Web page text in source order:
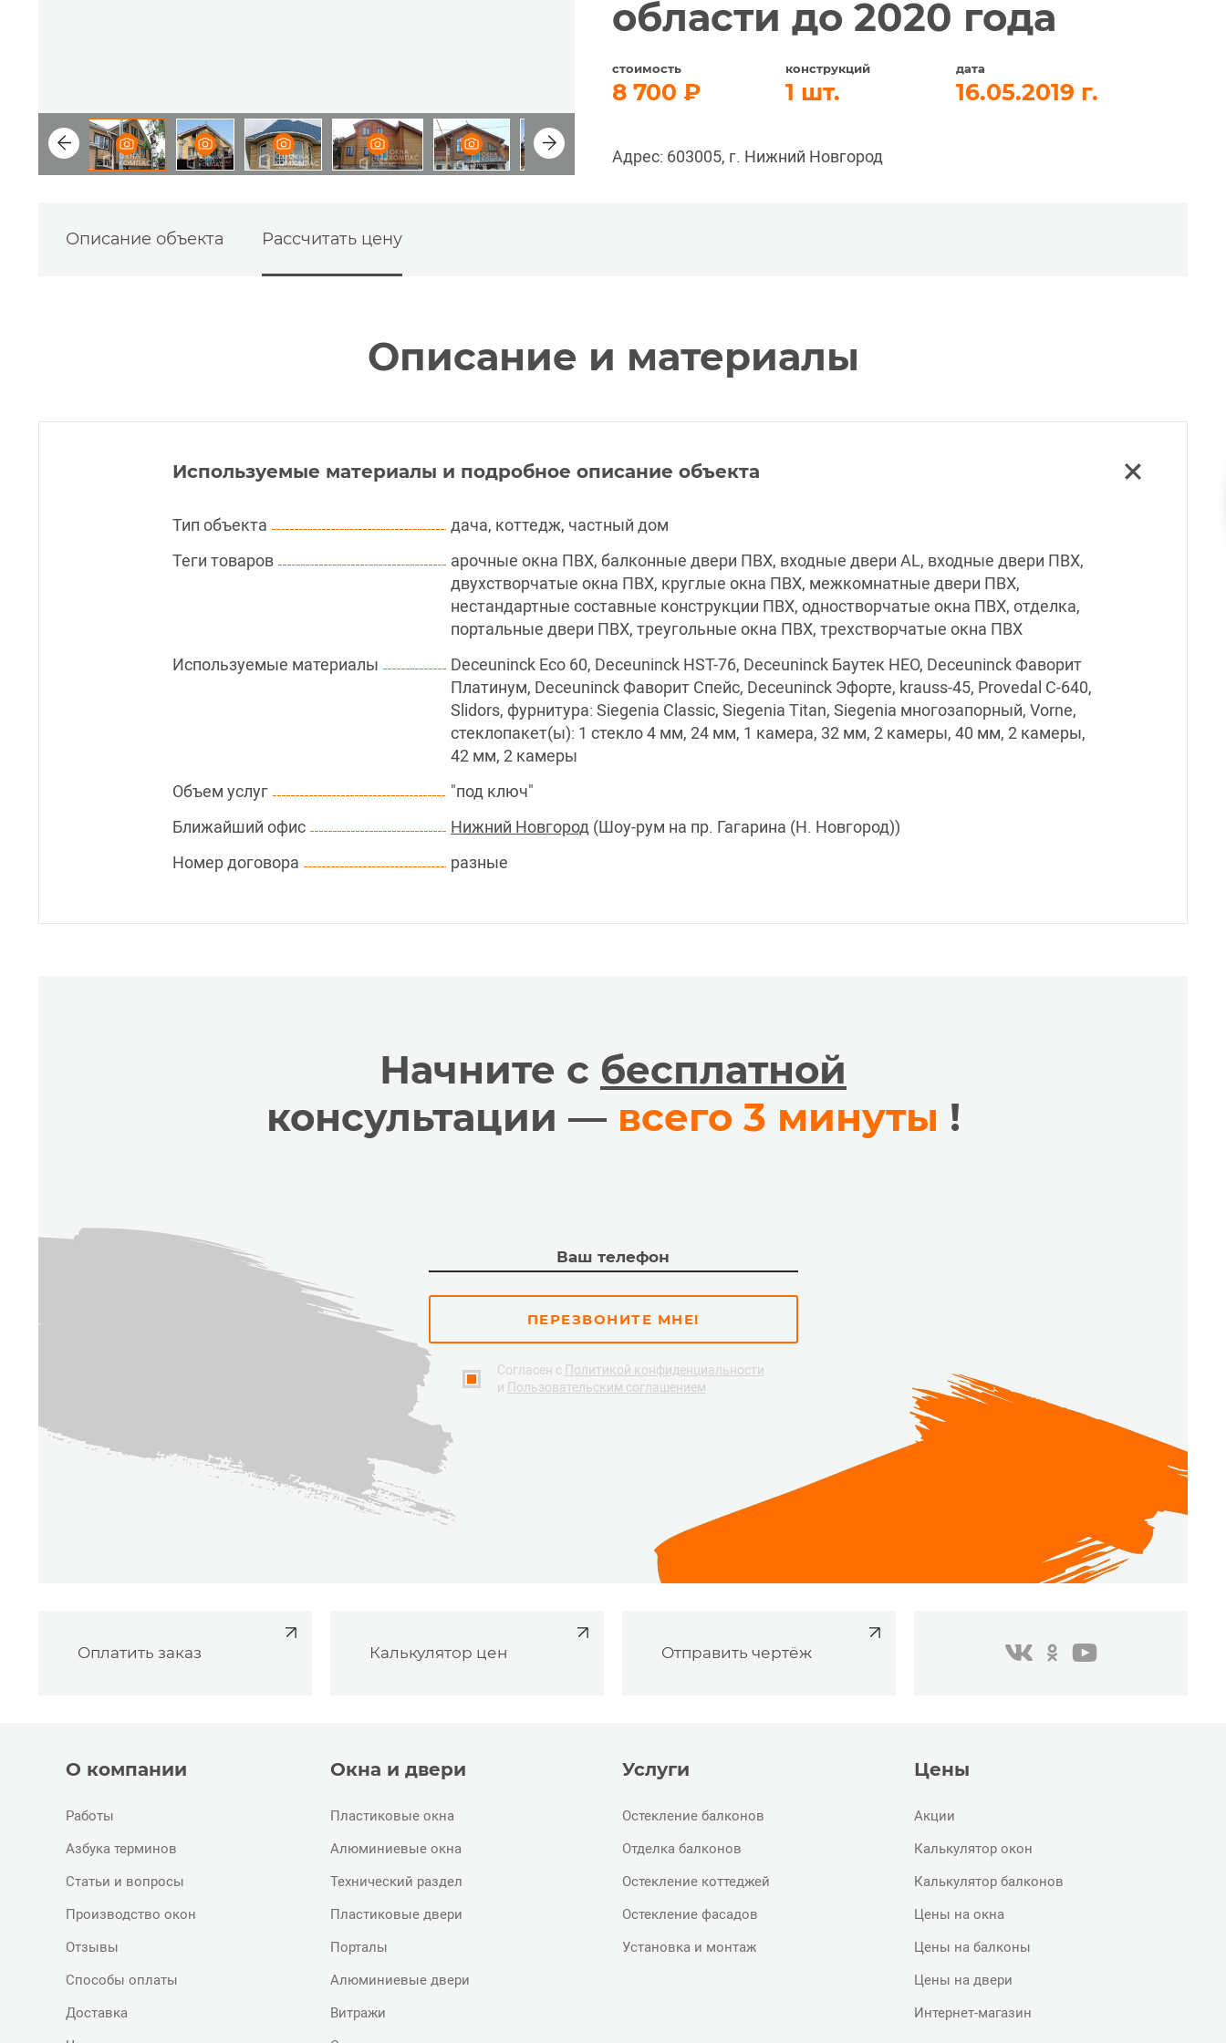
области до 2020 года
стоимость
8 700
конструкций
1
дата
16.05.2019
Адрес: 603005, г. Нижний Новгород
Описание объекта Рассчитать цену
Описание и материалы
Используемые материалы и подробное описание объекта
Тип объекта
дача, коттедж, частный дом
Теги товаров
арочные окна ПВХ, балконные двери ПВХ, входные двери AL, входные двери ПВХ,
двухстворчатые окна ПВХ, круглые окна ПВХ, межкомнатные двери ПВХ,
нестандартные составные конструкции ПВХ, одностворчатые окна ПВХ, отделка,
портальные двери ПВХ, треугольные окна ПВХ, трехстворчатые окна ПВХ
Используемые материалы
Deceuninck Eco 60, Deceuninck HST-76, Deceuninck Баутек НЕО, Deceuninck Фаворит
Платинум, Deceuninck Фаворит Спейс, Deceuninck Эфорте, krauss-45, Provedal С-640,
Slidors, фурнитура: Siegenia Classic, Siegenia Titan, Siegenia многозапорный, Vorne,
стеклопакет(ы): 1 стекло 4 мм, 24 мм, 1 камера, 32 мм, 2 камеры, 40 мм, 2 камеры,
42 мм, 2 камеры
Объем услуг
"под ключ"
Ближайший офис
Нижний Новгород (Шоу-рум на пр. Гагарина (Н. Новгород))
Номер договора
разные
Начните с бесплатной
консультации — всего 3 минуты !
ПЕРЕЗВОНИТЕ МНЕ!
Согласен с Политикой конфиденциальности
и Пользовательским соглашением
Оплатить заказ Калькулятор цен Отправить чертёж в контакте одноклассники youtube
О компании
Работы
Азбука терминов
Статьи и вопросы
Производство окон
Отзывы
Способы оплаты
Доставка
Окна и двери
Пластиковые окна
Алюминиевые окна
Технический раздел
Пластиковые двери
Порталы
Алюминиевые двери
Витражи
Услуги
Остекление балконов
Отделка балконов
Остекление коттеджей
Остекление фасадов
Установка и монтаж
Цены
Акции
Калькулятор окон
Калькулятор балконов
Цены на окна
Цены на балконы
Цены на двери
Интернет-магазин